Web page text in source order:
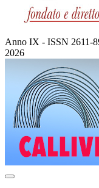
Anno IX - ISSN 2611-
2026